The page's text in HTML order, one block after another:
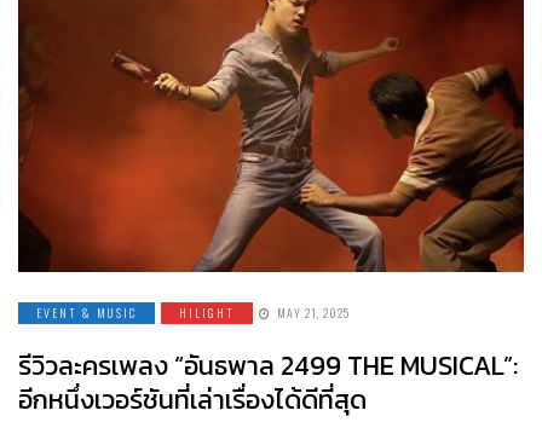
EVENT & MUSIC HILIGHT MAY 21, 2025
รีวิวละครเพลง “อันธพาล 2499 THE MUSICAL”:
อีกหนึ่งเวอร์ชันที่เล่าเรื่องได้ดีที่สุด